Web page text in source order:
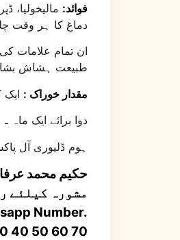
فوائد: مالیخولیا،
دماغ کا ہر وقت
ان تمام علامات
طبیعت ہشاش
مقدار خوراک : ایک
دوا برائے ایک ماہ ـ
ہوم ڈلیوری آل
حکیم محمد
مشورہ کیلئے
Number.
40 50 60 70